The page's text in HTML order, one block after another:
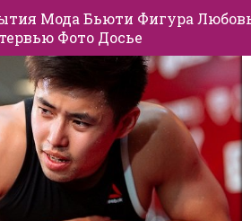
Мода Бьюти Фигура
Фото Досье